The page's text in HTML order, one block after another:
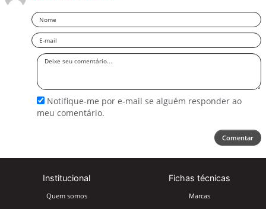
Nome
Email
Deixe
Notifique-me por e-mail se alguém responder ao
meu comentário.
Comentar
Institucional
Quem somos
Fichas técnicas
Marcas